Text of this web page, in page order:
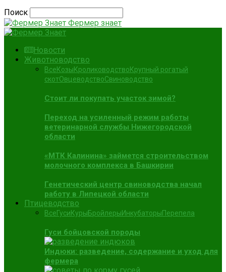
Поиск
Фермер знает
Новости
Животноводство
ВсеКозыКролиководствоКрупный рогатый
скотОвцеводствоСвиноводство
Стоит ли покупать участок зимой?
Переход на усиленный режим работы
ветеринарной службы Нижегородской
области
«МТК Калинина» займется строительством
молочного комплекса в Башкирии
Генетический центр свиноводства начал
работу в Липецкой области
Птицеводство
ВсеГусиКурыБройлерыИнкубаторыПерепела
Гуси бойцовской породы
Индюки: разведение, содержание и уход для
фермера